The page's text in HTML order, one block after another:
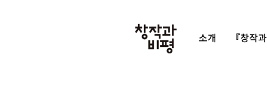
소개 『창작